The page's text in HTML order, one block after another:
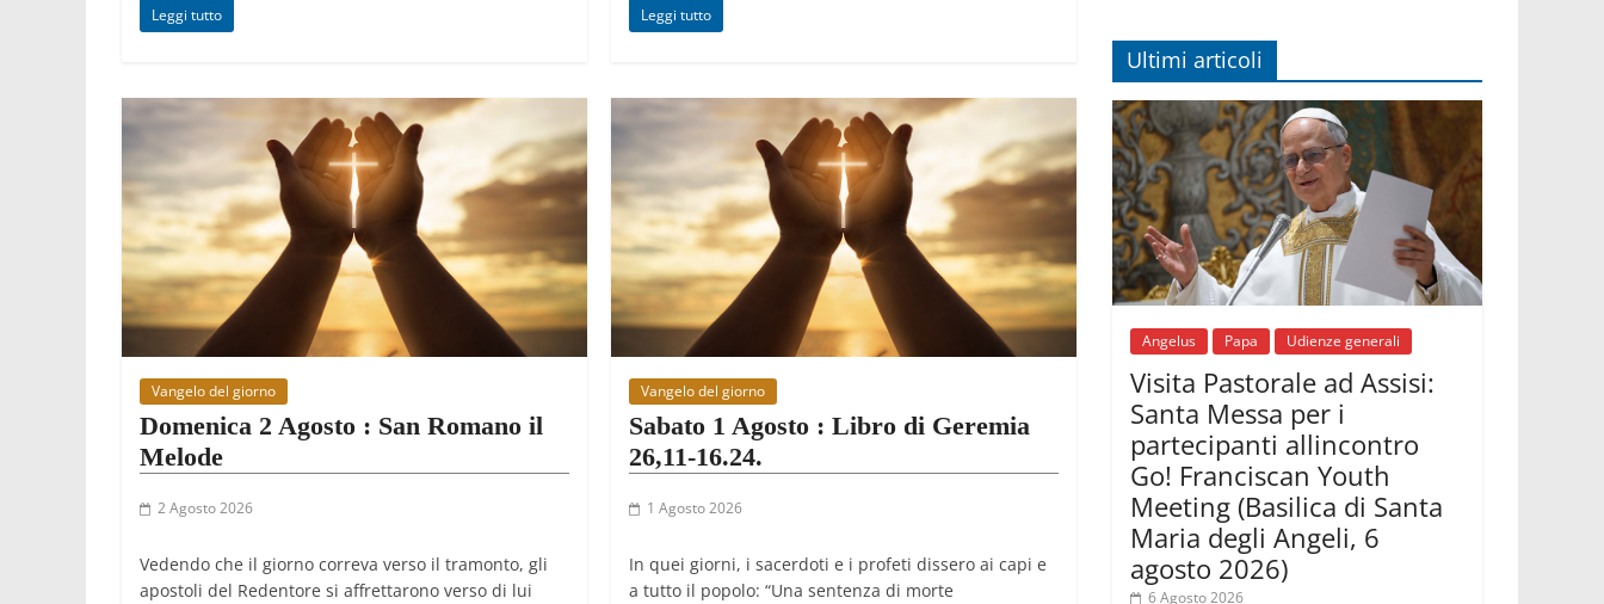
Leggi tutto Leggi tutto
Vangelo del giorno
Domenica 2 Agosto : San Romano il
Melode
2 Agosto 2026
Vedendo che il giorno correva verso il tramonto, gli
apostoli del Redentore si affrettarono verso di lui
Vangelo del giorno
Sabato 1 Agosto : Libro di Geremia
26,11-16.24.
1 Agosto 2026
In quei giorni, i sacerdoti e i profeti dissero ai capi e
a tutto il popolo: “Una sentenza di morte
Francesco per imparare il Vangelo
della pace
Hiroshima, ad 81 anni dalla bomba
resta alto il richiamo al disarmo
mondiale
06.08.2026
Il Papa con i giovani ad Assisi:
costruire la civiltà dell'amore non
delle contrapposizioni
06.08.2026
Hiroshima e Nagasaki, 81 anni dopo.
Al via i "dieci giorni di preghiera per la
06.08.2026
Santa Maria degli Angeli, quando un
Santuario custodisce le origini
06.08.2026
Libano, riprendono i colloqui di Roma
tra nuove tensioni e raid nel sud
Ultimi articoli
Angelus Papa Udienze generali
Visita Pastorale ad Assisi:
Santa Messa per i
partecipanti allincontro
Go! Franciscan Youth
Meeting (Basilica di Santa
Maria degli Angeli, 6
agosto 2026)
6 Agosto 2026